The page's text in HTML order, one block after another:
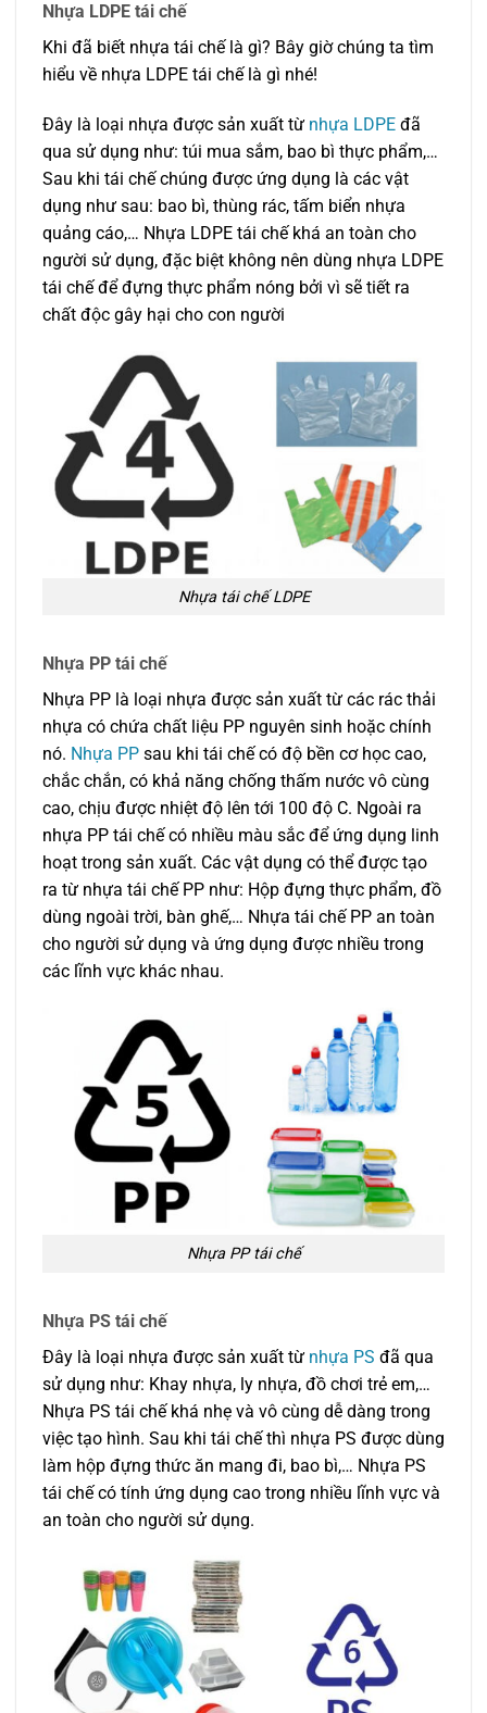
Nhựa LDPE tái chế
Khi đã biết nhựa tái chế là gì? Bây giờ chúng ta tìm
hiểu về nhựa LDPE tái chế là gì nhé!
Đây là loại nhựa được sản xuất từ nhựa LDPE đã
qua sử dụng như: túi mua sắm, bao bì thực phẩm,…
Sau khi tái chế chúng được ứng dụng là các vật
dụng như sau: bao bì, thùng rác, tấm biển nhựa
quảng cáo,… Nhựa LDPE tái chế khá an toàn cho
người sử dụng, đặc biệt không nên dùng nhựa LDPE
tái chế để đựng thực phẩm nóng bởi vì sẽ tiết ra
chất độc gây hại cho con người
Nhựa tái chế LDPE
Nhựa PP tái chế
Nhựa PP là loại nhựa được sản xuất từ các rác thải
nhựa có chứa chất liệu PP nguyên sinh hoặc chính
nó. Nhựa PP sau khi tái chế có độ bền cơ học cao,
chắc chắn, có khả năng chống thấm nước vô cùng
cao, chịu được nhiệt độ lên tới 100 độ C. Ngoài ra
nhựa PP tái chế có nhiều màu sắc để ứng dụng linh
hoạt trong sản xuất. Các vật dụng có thể được tạo
ra từ nhựa tái chế PP như: Hộp đựng thực phẩm, đồ
dùng ngoài trời, bàn ghế,… Nhựa tái chế PP an toàn
cho người sử dụng và ứng dụng được nhiều trong
các lĩnh vực khác nhau.
Nhựa PP tái chế
Nhựa PS tái chế
Đây là loại nhựa được sản xuất từ nhựa PS đã qua
sử dụng như: Khay nhựa, ly nhựa, đồ chơi trẻ em,…
Nhựa PS tái chế khá nhẹ và vô cùng dễ dàng trong
việc tạo hình. Sau khi tái chế thì nhựa PS được dùng
làm hộp đựng thức ăn mang đi, bao bì,… Nhựa PS
tái chế có tính ứng dụng cao trong nhiều lĩnh vực và
an toàn cho người sử dụng.